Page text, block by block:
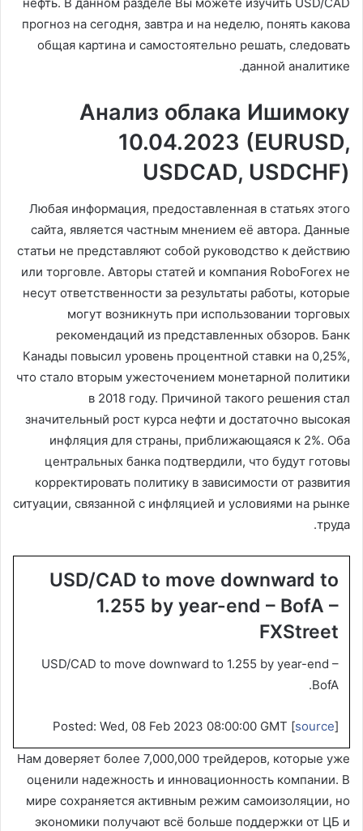
прогноз на сегодня, завтра и на неделю, понять какова
общая картина и самостоятельно решать, следовать
данной аналитике.
Анализ облака Ишимоку
10.04.2023 (EURUSD,
USDCAD, USDCHF)
Любая информация, предоставленная в статьях этого
сайта, является частным мнением её автора. Данные
статьи не представляют собой руководство к действию
или торговле. Авторы статей и компания RoboForex не
несут ответственности за результаты работы, которые
могут возникнуть при использовании торговых
рекомендаций из представленных обзоров. Банк
Канады повысил уровень процентной ставки на 0,25%,
что стало вторым ужесточением монетарной политики
в 2018 году. Причиной такого решения стал
значительный рост курса нефти и достаточно высокая
инфляция для страны, приближающаяся к 2%. Оба
центральных банка подтвердили, что будут готовы
корректировать политику в зависимости от развития
ситуации, связанной с инфляцией и условиями на рынке
труда.
USD/CAD to move downward to
1.255 by year-end – BofA –
FXStreet
USD/CAD to move downward to 1.255 by year-end –
BofA.
Posted: Wed, 08 Feb 2023 08:00:00 GMT [source]
Нам доверяет более 7,000,000 трейдеров, которые уже
оценили надежность и инновационность компании. В
мире сохраняется активным режим самоизоляции, но
экономики получают всё больше поддержки от ЦБ и